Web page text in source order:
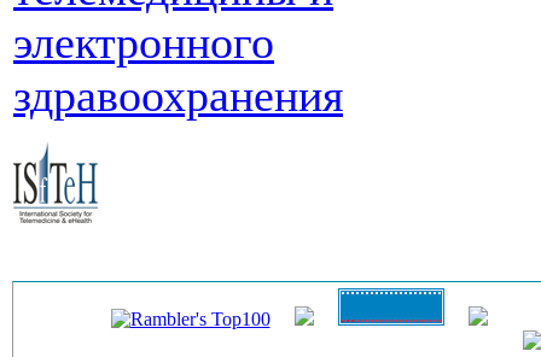
электронного
здравоохранения